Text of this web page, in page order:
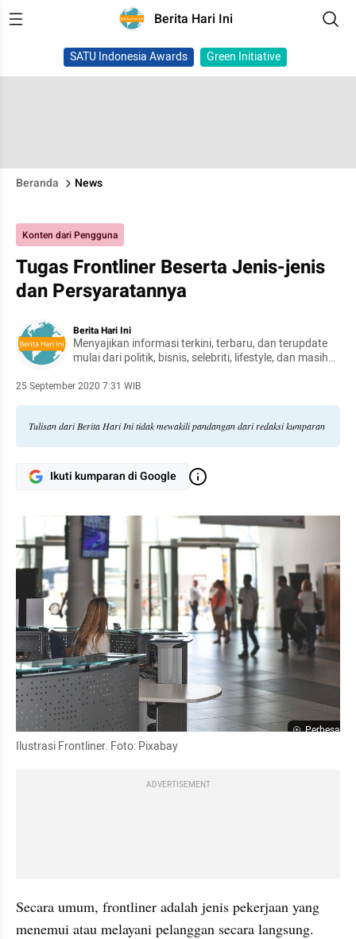
Berita Hari Ini
SATU Indonesia Awards Green Initiative
Beranda News
Konten dari Pengguna
Tugas Frontliner Beserta Jenis-jenis
dan Persyaratannya
Berita Hari Ini
Menyajikan informasi terkini, terbaru, dan terupdate
mulai dari politik, bisnis, selebriti, lifestyle, dan masih
25 September 2020 7:31 WIB
Tulisan dari Berita Hari Ini tidak mewakili pandangan dari redaksi kumparan
Ikuti kumparan di Google
Perbesar
Ilustrasi Frontliner. Foto: Pixabay
ADVERTISEMENT
Secara umum, frontliner adalah jenis pekerjaan yang
menemui atau melayani pelanggan secara langsung.